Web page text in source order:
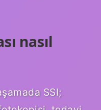
nasıl
SSI;